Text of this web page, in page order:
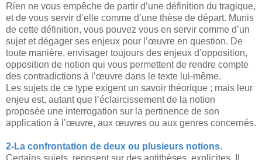
Rien ne vous empêche de partir d’une définition du tragique,
et de vous servir d’elle comme d’une thèse de départ. Munis
de cette définition, vous pouvez vous en servir comme d’un
sujet et dégager ses enjeux pour l’œuvre en question. De
toute manière, envisager toujours des enjeux d’opposition,
opposition de notion qui vous permettent de rendre compte
des contradictions à l’œuvre dans le texte lui-même.
Les sujets de ce type exigent un savoir théorique ; mais leur
enjeu est, autant que l’éclaircissement de la notion
proposée une interrogation sur la pertinence de son
application à l’œuvre, aux œuvres ou aux genres concernés.
2-La confrontation de deux ou plusieurs notions.
Certains sujets reposent sur des antithèses explicites. Il